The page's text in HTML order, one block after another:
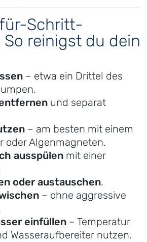
Schritt-
reinigst du dein
– etwa ein Drittel des
und separat
– am besten mit einem
oder Algenmagneten.
ausspülen mit einer
oder austauschen.
– ohne aggressive
einfüllen – Temperatur
Wasseraufbereiter nutzen.